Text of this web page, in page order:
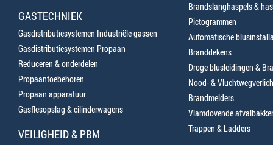
GASTECHNIEK
Gasdistributiesystemen Industriële gassen
Gasdistributiesystemen Propaan
Reduceren & onderdelen
Propaantoebehoren
Propaan apparatuur
Gasflesopslag & cilinderwagens
VEILIGHEID & PBM
Brandslanghaspels &
Pictogrammen
Automatische
Branddekens
Droge blusleidingen &
Nood- &
Brandmelders
Vlamdovende
Trappen & Ladders